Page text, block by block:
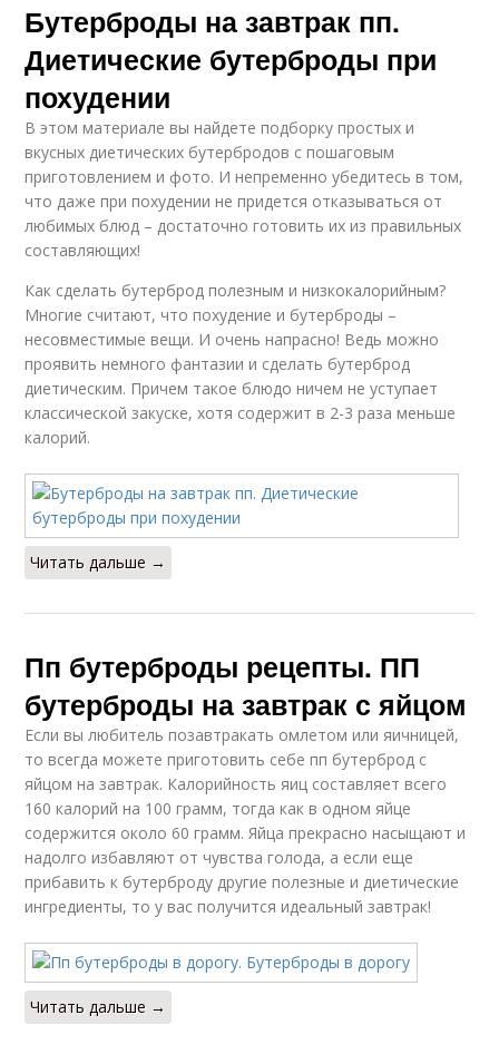
Бутерброды на завтрак пп.
Диетические бутерброды при
похудении
В этом материале вы найдете подборку простых и
вкусных диетических бутербродов с пошаговым
приготовлением и фото. И непременно убедитесь в том,
что даже при похудении не придется отказываться от
любимых блюд – достаточно готовить их из правильных
составляющих!
Как сделать бутерброд полезным и низкокалорийным?
Многие считают, что похудение и бутерброды –
несовместимые вещи. И очень напрасно! Ведь можно
проявить немного фантазии и сделать бутерброд
диетическим. Причем такое блюдо ничем не уступает
классической закуске, хотя содержит в 2-3 раза меньше
калорий.
Читать дальше →
Пп бутерброды рецепты. ПП
бутерброды на завтрак с яйцом
Если вы любитель позавтракать омлетом или яичницей,
то всегда можете приготовить себе пп бутерброд с
яйцом на завтрак. Калорийность яиц составляет всего
160 калорий на 100 грамм, тогда как в одном яйце
содержится около 60 грамм. Яйца прекрасно насыщают и
надолго избавляют от чувства голода, а если еще
прибавить к бутерброду другие полезные и диетические
ингредиенты, то у вас получится идеальный завтрак!
Читать дальше →